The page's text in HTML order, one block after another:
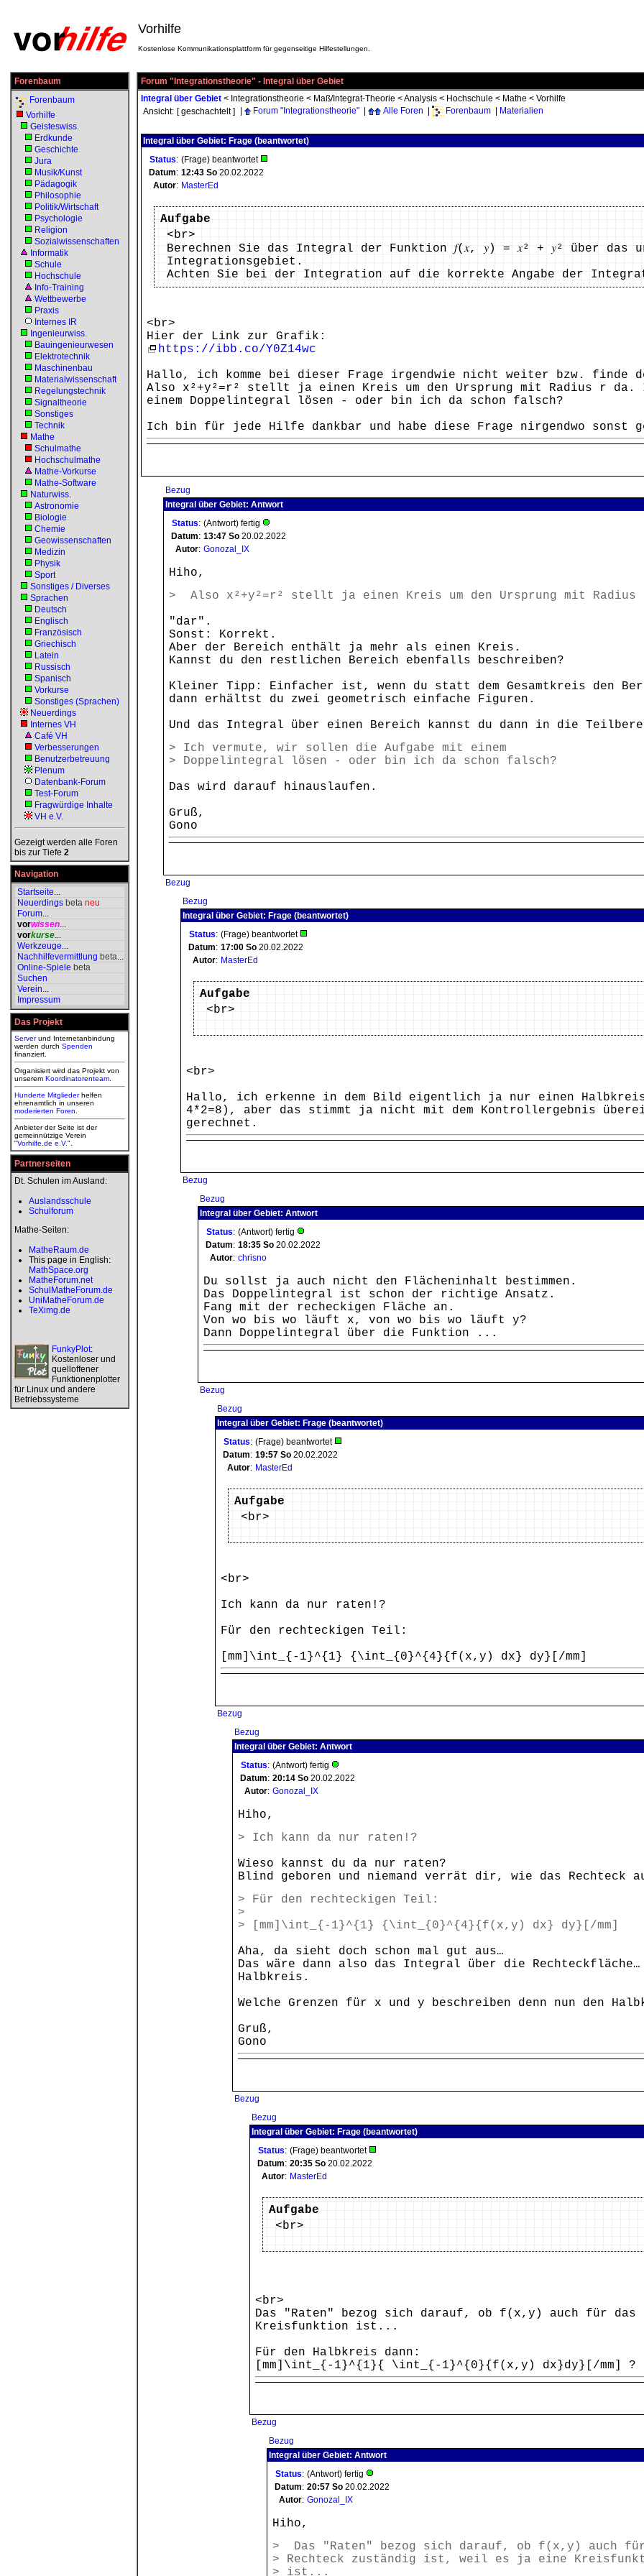
Vorhilfe
Kostenlose Kommunikationsplattform für gegenseitige Hilfestellungen.
Forenbaum
Forenbaum
Vorhilfe
Geisteswiss.
Erdkunde
Geschichte
Jura
Musik/Kunst
Pädagogik
Philosophie
Politik/Wirtschaft
Psychologie
Religion
Sozialwissenschaften
Informatik
Schule
Hochschule
Info-Training
Wettbewerbe
Praxis
Internes IR
Ingenieurwiss.
Bauingenieurwesen
Elektrotechnik
Maschinenbau
Materialwissenschaft
Regelungstechnik
Signaltheorie
Sonstiges
Technik
Mathe
Schulmathe
Hochschulmathe
Mathe-Vorkurse
Mathe-Software
Naturwiss.
Astronomie
Biologie
Chemie
Geowissenschaften
Medizin
Physik
Sport
Sonstiges / Diverses
Sprachen
Deutsch
Englisch
Französisch
Griechisch
Latein
Russisch
Spanisch
Vorkurse
Sonstiges (Sprachen)
Neuerdings
Internes VH
Café VH
Verbesserungen
Benutzerbetreuung
Plenum
Datenbank-Forum
Test-Forum
Fragwürdige Inhalte
VH e.V.
Gezeigt werden alle Foren
bis zur Tiefe 2
Navigation
Startseite...
Neuerdings beta neu
Forum...
vorwissen...
vorkurse...
Werkzeuge...
Nachhilfevermittlung beta...
Online-Spiele beta
Suchen
Verein...
Impressum
Das Projekt
Serverund Internetanbindung
werden durch Spenden
finanziert.
Organisiert wird das Projekt von
unserem Koordinatorenteam
Hunderte Mitgliederhelfen
ehrenamtlich in unseren
moderierten Foren
Anbieter der Seite ist der
gemeinnützige Verein
"Vorhilfe.de e.V.".
Partnerseiten
Dt. Schulen im Ausland:
Auslandsschule
Schulforum
Mathe-Seiten:
MatheRaum.de
This page in English:
MathSpace.org
MatheForum.net
SchulMatheForum.de
UniMatheForum.de
TeXimg.de
FunkyPlot:
Kostenloser und
quelloffener
Funktionenplotter
für Linux und andere
Betriebssysteme
Forum "Integrationstheorie" - Integral über Gebiet
Integral über Gebiet < Integrationstheorie < Maß/Integrat-Theorie <Analysis < Hochschule < Mathe < Vorhilfe
Ansicht: [ geschachtelt ] Forum "Integrationstheorie" Alle Foren Forenbaum Materialien
Integral über Gebiet: Frage (beantwortet)
Status: (Frage) beantwortet
Datum: 12:43 So 20.02.2022
Autor: MasterEd
Aufgabe
<br>
Berechnen Sie das Integral der Funktion 𝑓(𝑥, 𝑦) = 𝑥² + 𝑦² über
Integrationsgebiet.
Achten Sie bei der Integration auf die korrekte Angabe der
<br>
Hier der Link zur Grafik:
https://ibb.co/Y0Z14wc
Hallo, ich komme bei dieser Frage irgendwie nicht weiter bzw. finde
Also x²+y²=r² stellt ja einen Kreis um den Ursprung mit Radius r
einem Doppelintegral lösen - oder bin ich da schon falsch?
Ich bin für jede Hilfe dankbar und habe diese Frage nirgendwo sonst
Bezug
Integral über Gebiet: Antwort
Status: (Antwort) fertig
Datum: 13:47 So 20.02.2022
Autor: Gonozal_IX
Hiho,
> Also x²+y²=r² stellt ja einen Kreis um den Ursprung mit Radius
"dar".
Sonst: Korrekt.
Aber der Bereich enthält ja mehr als einen Kreis.
Kannst du den restlichen Bereich ebenfalls beschreiben?
Kleiner Tipp: Einfacher ist, wenn du statt dem Gesamtkreis den
dann erhältst du zwei geometrisch einfache Figuren.
Und das Integral über einen Bereich kannst du dann in die
> Ich vermute, wir sollen die Aufgabe mit einem
> Doppelintegral lösen - oder bin ich da schon falsch?
Das wird darauf hinauslaufen.
Gruß,
Gono
Bezug
Bezug
Integral über Gebiet: Frage (beantwortet)
Status: (Frage) beantwortet
Datum: 17:00 So 20.02.2022
Autor: MasterEd
Aufgabe
<br>
<br>
Hallo, ich erkenne in dem Bild eigentlich ja nur einen
4*2=8), aber das stimmt ja nicht mit dem Kontrollergebnis
gerechnet.
Bezug
Bezug
Integral über Gebiet: Antwort
Status: (Antwort) fertig
Datum: 18:35 So 20.02.2022
Autor: chrisno
Du sollst ja auch nicht den Flächeninhalt bestimmen.
Das Doppelintegral ist schon der richtige Ansatz.
Fang mit der recheckigen Fläche an.
Von wo bis wo läuft x, von wo bis wo läuft y?
Dann Doppelintegral über die Funktion ...
Bezug
Bezug
Integral über Gebiet: Frage (beantwortet)
Status: (Frage) beantwortet
Datum: 19:57 So 20.02.2022
Autor: MasterEd
Aufgabe
<br>
<br>
Ich kann da nur raten!?
Für den rechteckigen Teil:
[mm]\int_{-1}^{1} {\int_{0}^{4}{f(x,y) dx} dy}[/mm]
Bezug
Bezug
Integral über Gebiet: Antwort
Status: (Antwort) fertig
Datum: 20:14 So 20.02.2022
Autor: Gonozal_IX
Hiho,
> Ich kann da nur raten!?
Wieso kannst du da nur raten?
Blind geboren und niemand verrät dir, wie das Rechteck
> Für den rechteckigen Teil:
>
> [mm]\int_{-1}^{1} {\int_{0}^{4}{f(x,y) dx} dy}[/mm]
Aha, da sieht doch schon mal gut aus…
Das wäre dann also das Integral über die
Halbkreis.
Welche Grenzen für x und y beschreiben denn nun den
Gruß,
Gono
Bezug
Bezug
Integral über Gebiet: Frage (beantwortet)
Status: (Frage) beantwortet
Datum: 20:35 So 20.02.2022
Autor: MasterEd
Aufgabe
<br>
<br>
Das "Raten" bezog sich darauf, ob f(x,y) auch für
Kreisfunktion ist...
Für den Halbkreis dann:
[mm]\int_{-1}^{1}{ \int_{-1}^{0}{f(x,y) dx}dy}[/mm] ?
Bezug
Bezug
Integral über Gebiet: Antwort
Status: (Antwort) fertig
Datum: 20:57 So 20.02.2022
Autor: Gonozal_IX
Hiho,
> Das "Raten" bezog sich darauf, ob f(x,y) auch
> Rechteck zuständig ist, weil es ja eine
> ist...